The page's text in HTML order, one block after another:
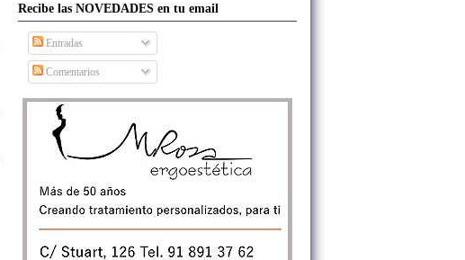
Recibe las NOVEDADES en tu email
Entradas
Comentarios